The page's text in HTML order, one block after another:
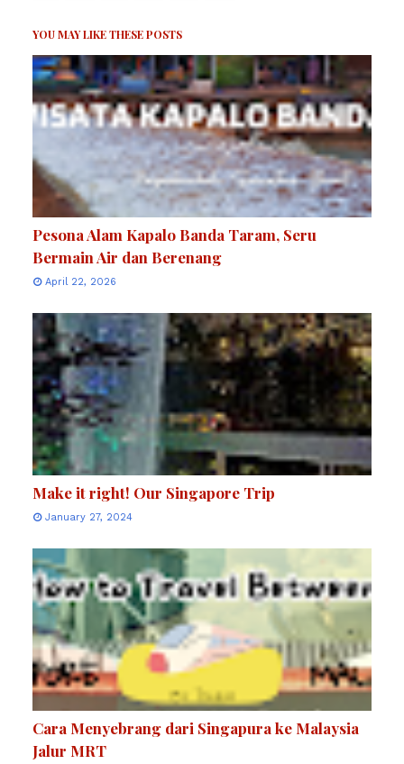
YOU MAY LIKE THESE POSTS
Pesona Alam Kapalo Banda Taram, Seru
Bermain Air dan Berenang
April 22, 2026
Make it right! Our Singapore Trip
January 27, 2024
Cara Menyebrang dari Singapura ke Malaysia
Jalur MRT